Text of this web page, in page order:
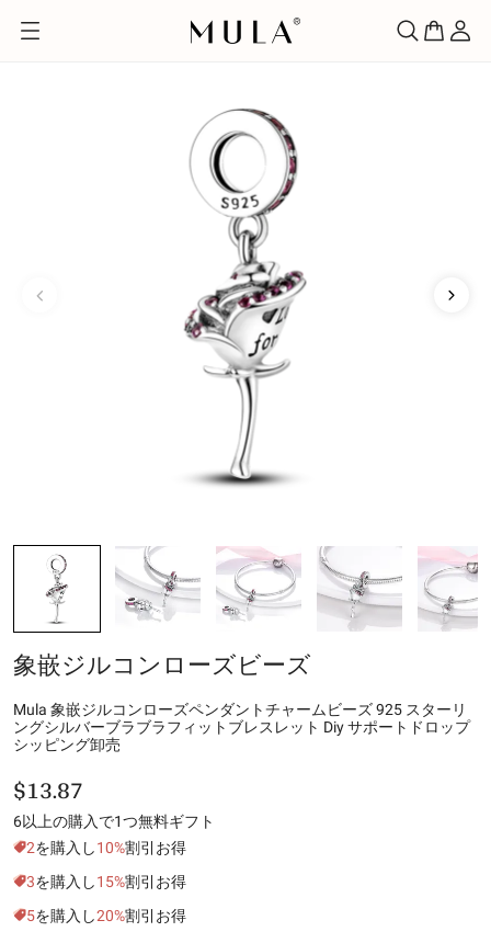
象嵌ジルコンローズビーズ
Mula 象嵌ジルコンローズペンダントチャームビーズ 925 スターリ
ングシルバーブラブラフィットブレスレット Diy サポートドロップ
シッピング卸売
$13.87
6以上の購入で1つ無料ギフト
2を購入し10%割引お得
3を購入し15%割引お得
5を購入し20%割引お得